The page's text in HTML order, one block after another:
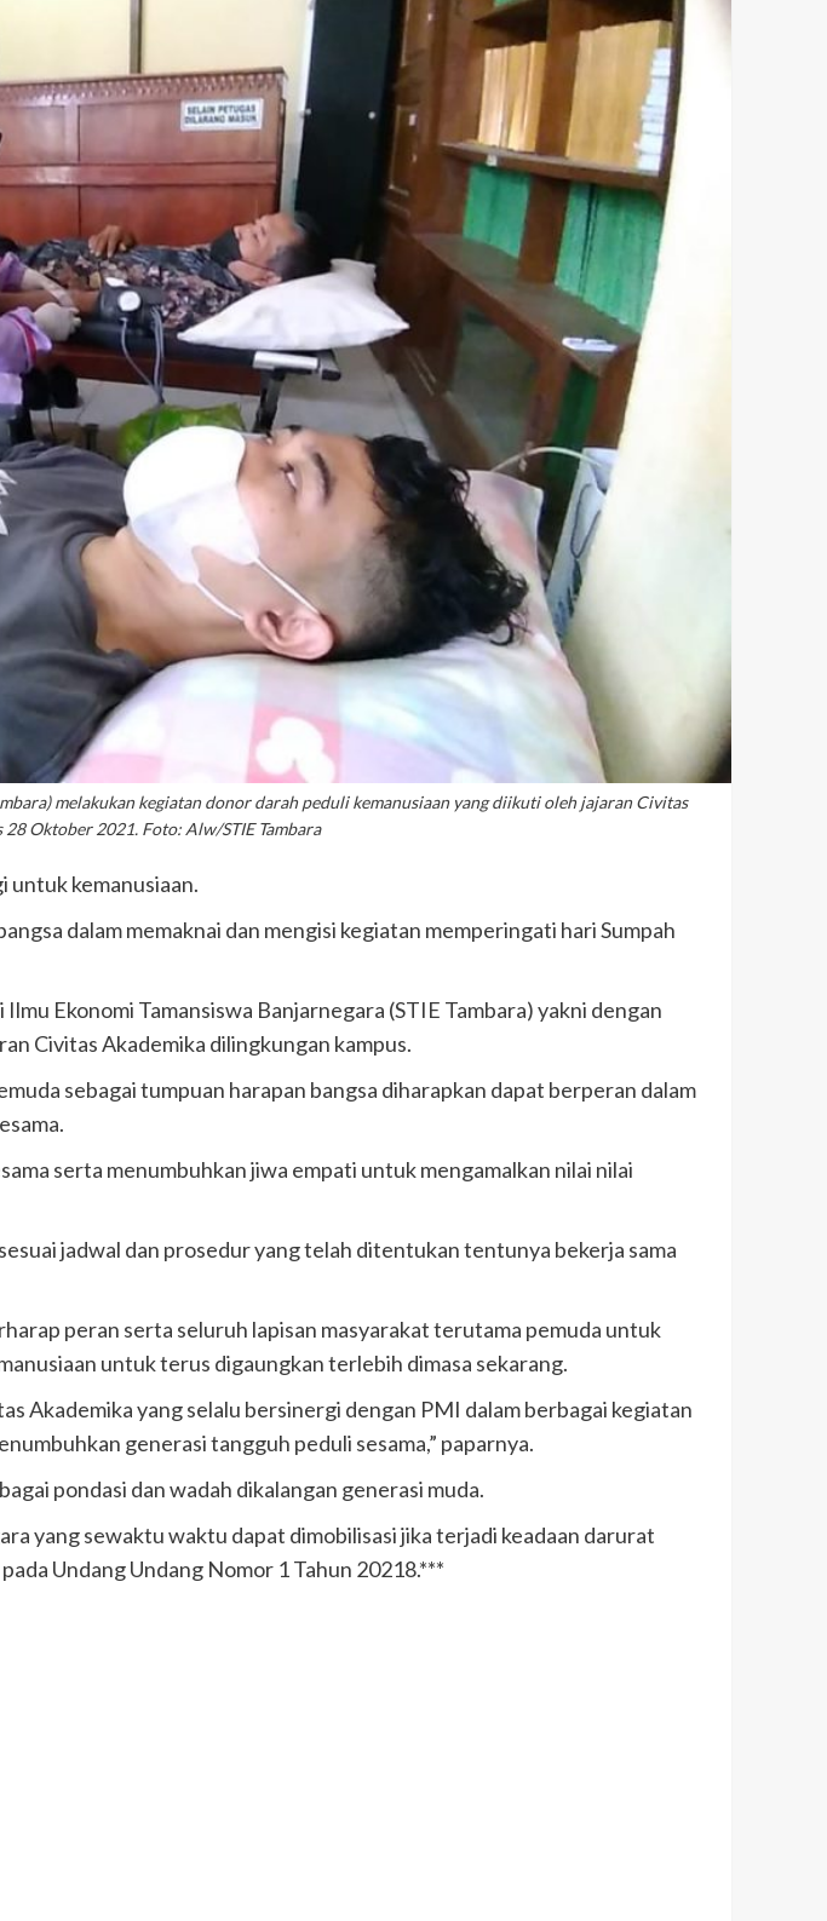
melakukan kegiatan donor darah peduli kemanusiaan yang diikuti oleh jajaran Civitas
Oktober 2021. Foto: Alw/STIE Tambara
untuk kemanusiaan.
dalam memaknai dan mengisi kegiatan memperingati hari Sumpah
Ekonomi Tamansiswa Banjarnegara (STIE Tambara) yakni dengan
Civitas Akademika dilingkungan kampus.
sebagai tumpuan harapan bangsa diharapkan dapat berperan dalam
serta menumbuhkan jiwa empati untuk mengamalkan nilai nilai
jadwal dan prosedur yang telah ditentukan tentunya bekerja sama
peran serta seluruh lapisan masyarakat terutama pemuda untuk
untuk terus digaungkan terlebih dimasa sekarang.
Akademika yang selalu bersinergi dengan PMI dalam berbagai kegiatan
generasi tangguh peduli sesama,” paparnya.
pondasi dan wadah dikalangan generasi muda.
yang sewaktu waktu dapat dimobilisasi jika terjadi keadaan darurat
Undang Undang Nomor 1 Tahun 20218.***